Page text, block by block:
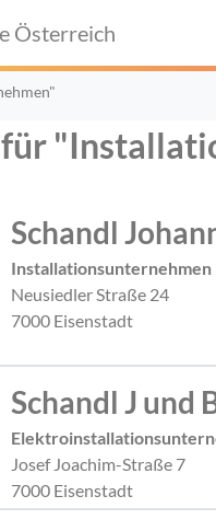
Österreich
für
Schandl
Installationsunternehmen
Neusiedler Straße 24
7000 Eisenstadt
Schandl J und
Josef Joachim-Straße 7
7000 Eisenstadt